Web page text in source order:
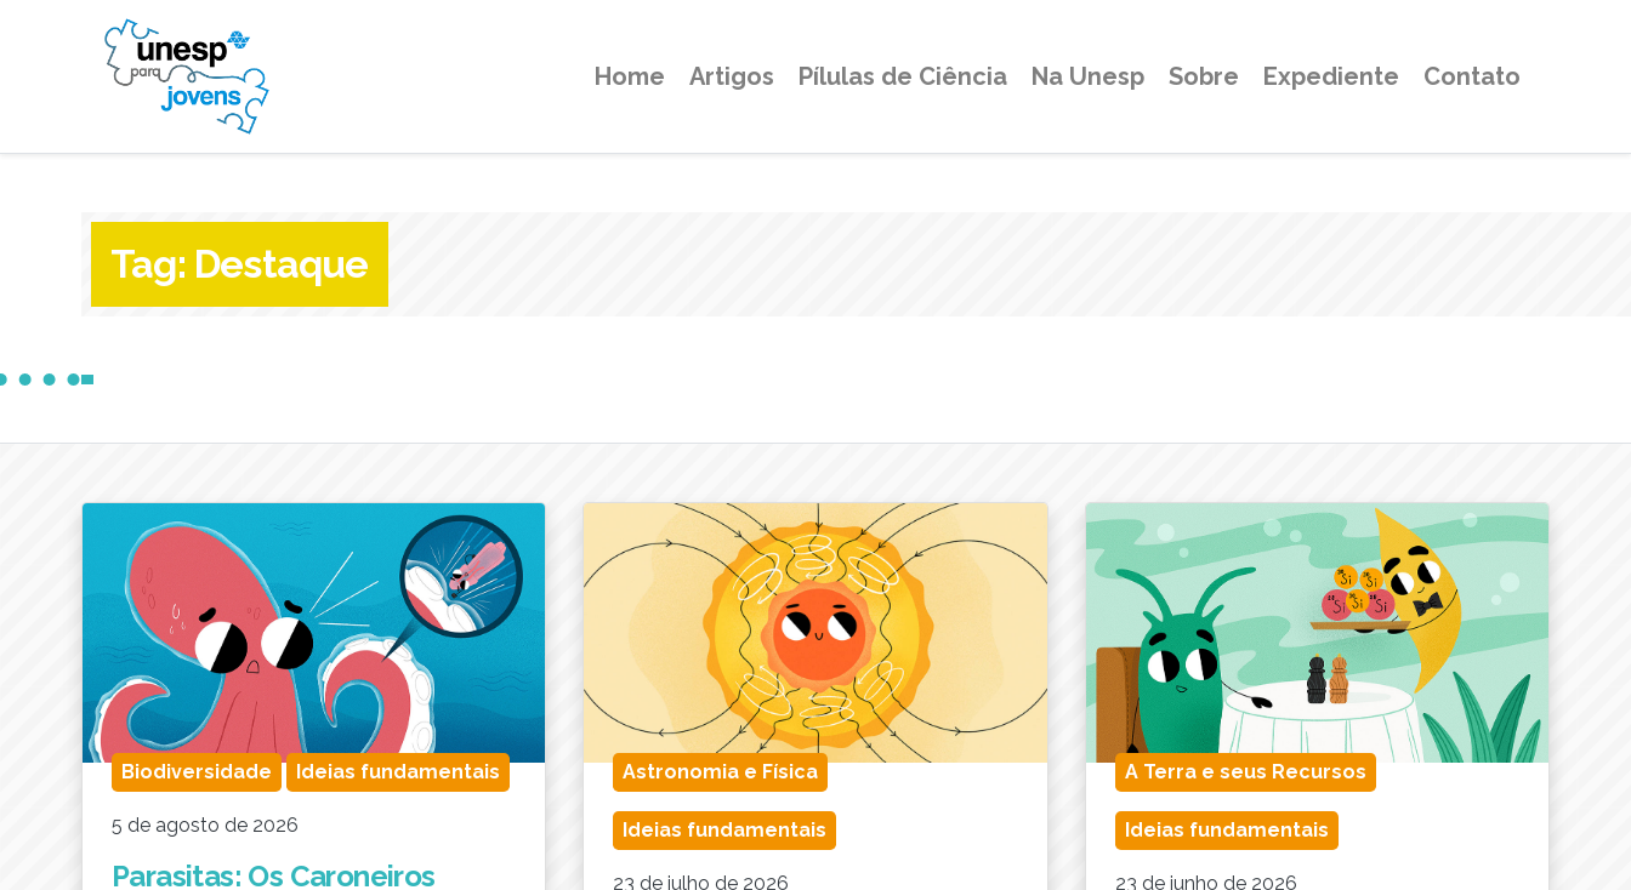
Home Artigos Pílulas de Ciência Na Unesp Sobre Expediente Contato
Tag: Destaque
Biodiversidade Ideias fundamentais
5 de agosto de 2026
Parasitas: Os Caroneiros
Astronomia e Física
Ideias fundamentais
23 de julho de 2026
A Terra e seus Recursos
Ideias fundamentais
23 de junho de 2026